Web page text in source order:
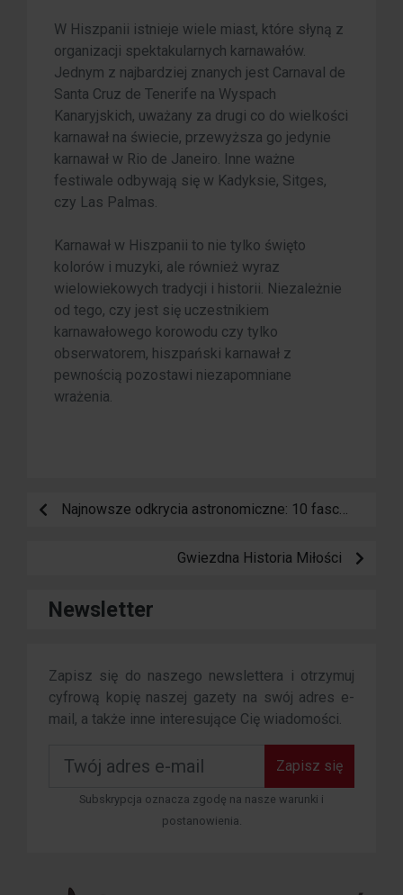
W Hiszpanii istnieje wiele miast, które słyną z
organizacji spektakularnych karnawałów.
Jednym z najbardziej znanych jest Carnaval de
Santa Cruz de Tenerife na Wyspach
Kanaryjskich, uważany za drugi co do wielkości
karnawał na świecie, przewyższa go jedynie
karnawał w Rio de Janeiro. Inne ważne
festiwale odbywają się w Kadyksie, Sitges,
czy Las Palmas.
Karnawał w Hiszpanii to nie tylko święto
kolorów i muzyki, ale również wyraz
wielowiekowych tradycji i historii. Niezależnie
od tego, czy jest się uczestnikiem
karnawałowego korowodu czy tylko
obserwatorem, hiszpański karnawał z
pewnością pozostawi niezapomniane
wrażenia.
Najnowsze odkrycia astronomiczne: 10 fascynujących faktów
Gwiezdna Historia Miłości
Newsletter
Zapisz się do naszego newslettera i otrzymuj
cyfrową kopię naszej gazety na swój adres e-
mail, a także inne interesujące Cię wiadomości.
Zapisz się
Subskrypcja oznacza zgodę na nasze warunki i
postanowienia.